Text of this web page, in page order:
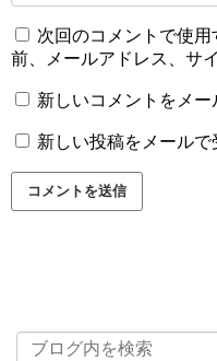
次回のコメントで使
前、メールアドレス、サ
新しいコメントをメー
新しい投稿をメールで